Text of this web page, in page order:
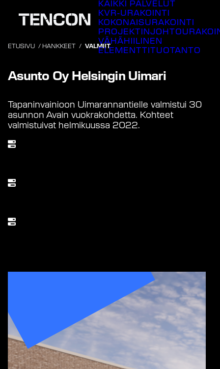
sisältöön
KAIKKI PALVELUT
KVR-URAKOINTI
KOKONAISURAKOINTI
VÄHÄHIILINEN
ELEMENTTITUOTANTO
ETUSIVU / HANKKEET / VALMIIT
Asunto Oy Helsingin Uimari
Tapaninvainioon Uimarannantielle valmistui 30
asunnon Avain vuokrakohdetta. Kohteet
valmistuivat helmikuussa 2022.